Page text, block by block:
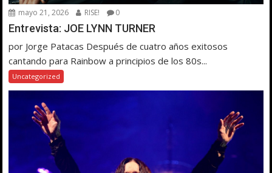
mayo 21, 2026 RISE! 0
Entrevista: JOE LYNN TURNER
por Jorge Patacas Después de cuatro años exitosos
cantando para Rainbow a principios de los 80s...
Uncategorized